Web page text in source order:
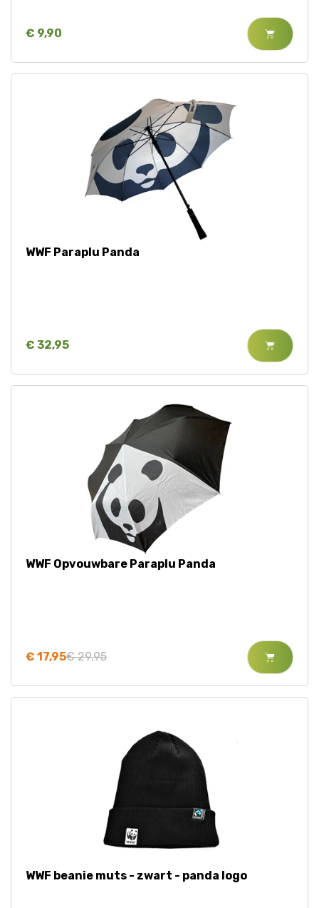
€ 9,90
WWF Paraplu Panda
€ 32,95
WWF Opvouwbare Paraplu Panda
€ 17,95€ 29,95
WWF beanie muts - zwart - panda logo